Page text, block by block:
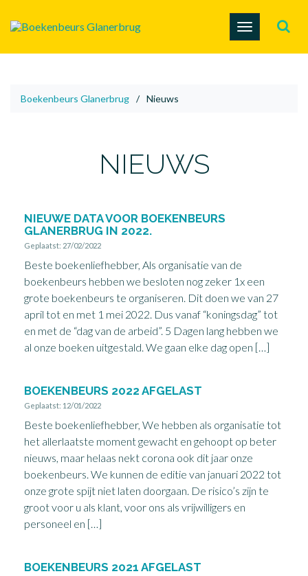
Toggle
Boekenbeurs Glanerbrug / Nieuws
NIEUWS
NIEUWE DATA VOOR BOEKENBEURS
GLANERBRUG IN 2022.
Geplaatst: 27/02/2022
Beste boekenliefhebber, Als organisatie van de
boekenbeurs hebben we besloten nog zeker 1x een
grote boekenbeurs te organiseren. Dit doen we van 27
april tot en met 1 mei 2022. Dus vanaf “koningsdag” tot
en met de “dag van de arbeid”. 5 Dagen lang hebben we
al onze boeken uitgestald. We gaan elke dag open […]
BOEKENBEURS 2022 AFGELAST
Geplaatst: 12/01/2022
Beste boekenliefhebber, We hebben als organisatie tot
het allerlaatste moment gewacht en gehoopt op beter
nieuws, maar helaas nekt corona ook dit jaar onze
boekenbeurs. We kunnen de editie van januari 2022 tot
onze grote spijt niet laten doorgaan. De risico’s zijn te
groot voor u als klant, voor ons als vrijwilligers en
personeel en […]
BOEKENBEURS 2021 AFGELAST